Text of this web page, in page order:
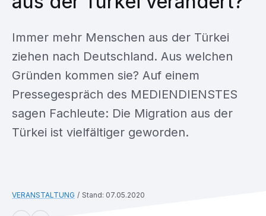
VERANSTALTUNG Stand: 07.05.2020
Immer mehr Menschen aus der Türkei
ziehen nach Deutschland. Aus welchen
Gründen kommen sie? Auf einem
Pressegespräch des MEDIENDIENSTES
sagen Fachleute: Die Migration aus der
Türkei ist vielfältiger geworden.